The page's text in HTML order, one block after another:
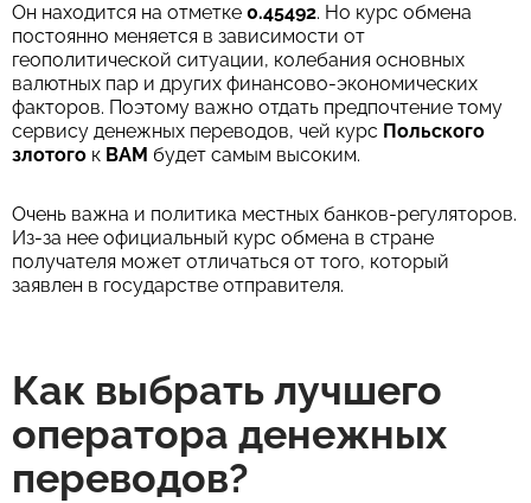
Он находится на отметке 0.45492. Но курс обмена
постоянно меняется в зависимости от
геополитической ситуации, колебания основных
валютных пар и других финансово-экономических
факторов. Поэтому важно отдать предпочтение тому
сервису денежных переводов, чей курс Польского
злотого к BAM будет самым высоким.
Очень важна и политика местных банков-регуляторов.
Из-за нее официальный курс обмена в стране
получателя может отличаться от того, который
заявлен в государстве отправителя.
Как выбрать лучшего
оператора денежных
переводов?